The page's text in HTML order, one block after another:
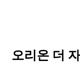
오리온 더